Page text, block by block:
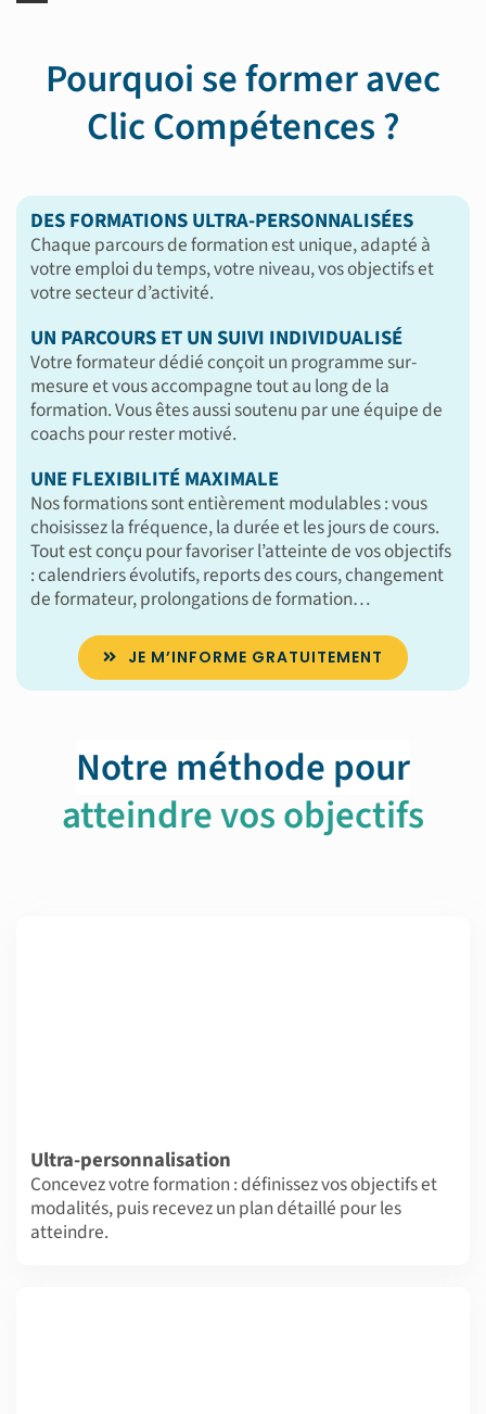
Pourquoi se former avec
Clic Compétences ?
DES FORMATIONS ULTRA-PERSONNALISÉES
Chaque parcours de formation est unique, adapté à
votre emploi du temps, votre niveau, vos objectifs et
votre secteur d’activité.
UN PARCOURS ET UN SUIVI INDIVIDUALISÉ
Votre formateur dédié conçoit un programme sur-
mesure et vous accompagne tout au long de la
formation. Vous êtes aussi soutenu par une équipe de
coachs pour rester motivé.
UNE FLEXIBILITÉ MAXIMALE
Nos formations sont entièrement modulables : vous
choisissez la fréquence, la durée et les jours de cours.
Tout est conçu pour favoriser l’atteinte de vos objectifs
: calendriers évolutifs, reports des cours, changement
de formateur, prolongations de formation…
JE M’INFORME GRATUITEMENT
Notre méthode pour
atteindre vos objectifs
Ultra-personnalisation
Concevez votre formation : définissez vos objectifs et
modalités, puis recevez un plan détaillé pour les
atteindre.